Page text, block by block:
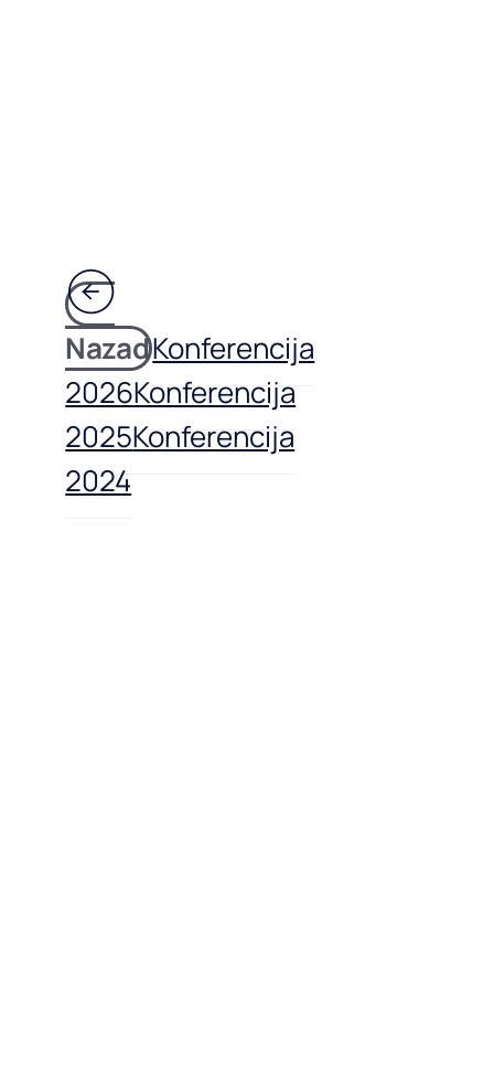
NazadKonferencija
2026Konferencija
2025Konferencija
2024